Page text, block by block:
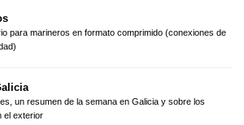
para marineros en formato comprimido (conexiones de
un resumen de la semana en Galicia y sobre los
el exterior